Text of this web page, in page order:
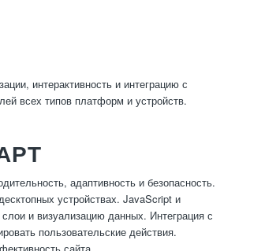
интерактивность и интеграцию с
всех типов платформ и устройств.
адаптивность и безопасность.
устройствах. JavaScript и
и визуализацию данных. Интеграция с
пользовательские действия.
сайта.